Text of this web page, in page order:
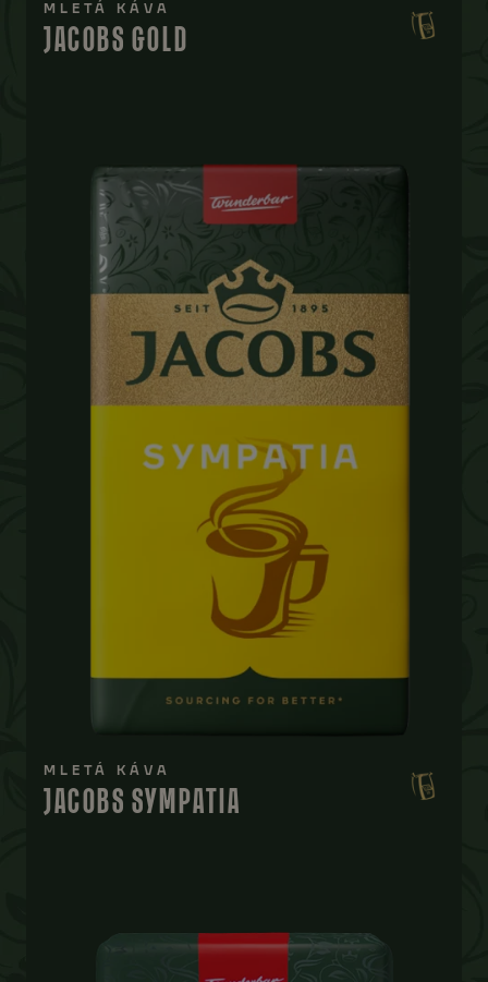
MLETÁ KÁVA
JACOBS GOLD
MLETÁ KÁVA
JACOBS SYMPATIA